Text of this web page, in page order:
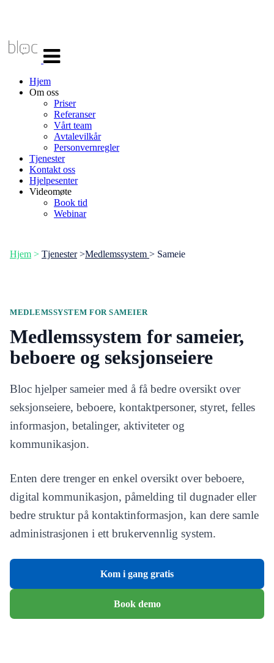
navigasjon
Hjem
Om oss
Priser
Referanser
Vårt team
Avtalevilkår
Personvernregler
Tjenester
Kontakt oss
Hjelpesenter
Videomøte
Book tid
Webinar
Hjem > Tjenester>Medlemssystem > Sameie
MEDLEMSSYSTEM FOR SAMEIER
Medlemssystem for sameier,
beboere og seksjonseiere
Bloc hjelper sameier med å få bedre oversikt over
seksjonseiere, beboere, kontaktpersoner, styret, felles
informasjon, betalinger, aktiviteter og
kommunikasjon.
Enten dere trenger en enkel oversikt over beboere,
digital kommunikasjon, påmelding til dugnader eller
bedre struktur på kontaktinformasjon, kan dere samle
administrasjonen i ett brukervennlig system.
Kom i gang gratis
Book demo